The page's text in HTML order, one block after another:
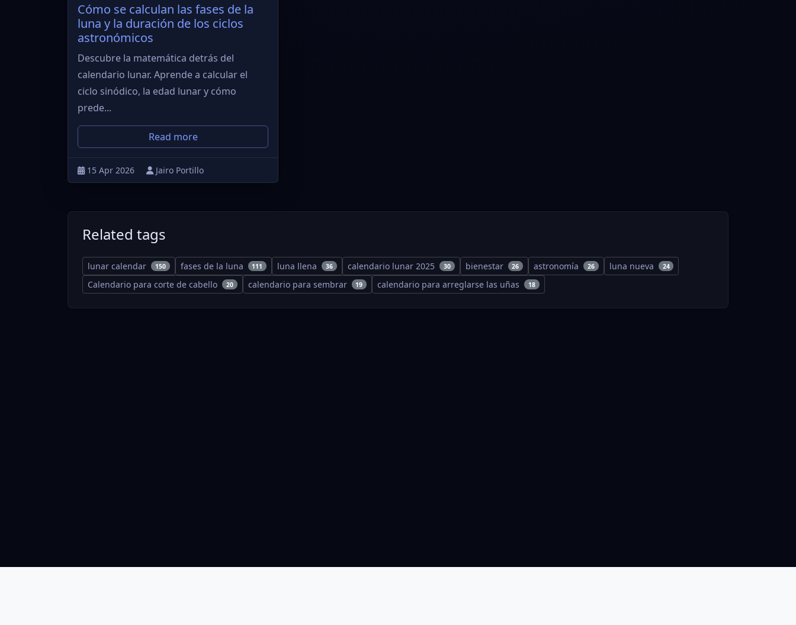
Cómo se calculan las fases de la
luna y la duración de los ciclos
astronómicos
Descubre la matemática detrás del
calendario lunar. Aprende a calcular el
ciclo sinódico, la edad lunar y cómo
prede...
Read more
15 Apr 2026 Jairo Portillo
Related tags
lunar calendar 150 fases de la luna 111 luna llena 36 calendario lunar 2025 30 bienestar 26 astronomía 26 luna nueva 24
Calendario para corte de cabello 20 calendario para sembrar 19 calendario para arreglarse las uñas 18